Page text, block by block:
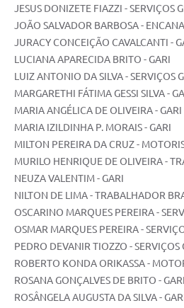
JESUS DONIZETE FIAZZI - SERVIÇOS
JOÃO SALVADOR BARBOSA -
JURACY CONCEIÇÃO CAVALCANTI -
LUCIANA APARECIDA BRITO - GARI
LUIZ ANTONIO DA SILVA - SERVIÇOS
MARGARETHI FÁTIMA GESSI SILVA -
MARIA ANGÉLICA DE OLIVEIRA - GARI
MARIA IZILDINHA P. MORAIS - GARI
MILTON PEREIRA DA CRUZ -
MURILO HENRIQUE DE OLIVEIRA -
NEUZA VALENTIM - GARI
NILTON DE LIMA - TRABALHADOR
OSCARINO MARQUES PEREIRA -
OSMAR MARQUES PEREIRA -
PEDRO DEVANIR TIOZZO - SERVIÇOS
ROBERTO KONDA ORIKASSA -
ROSANA GONÇALVES DE BRITO - GARI
ROSÂNGELA AUGUSTA DA SILVA -